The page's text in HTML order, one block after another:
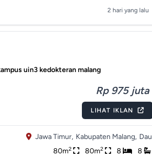
2 hari yang lalu
uin3 kedokteran malang
Rp 975 juta
LIHAT IKLAN
Jawa Timur, Kabupaten Malang, Dau
80m2 80m2 8 8